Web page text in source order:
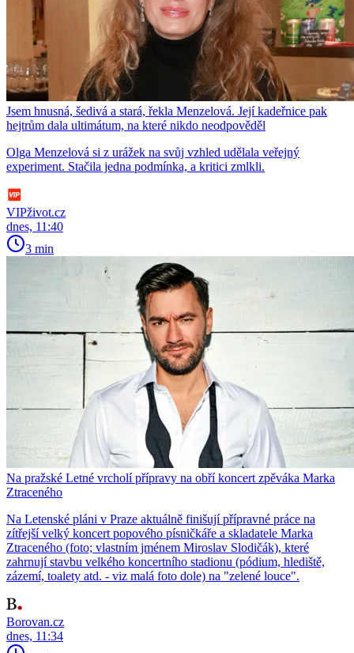
Jsem hnusná, šedivá a stará, řekla Menzelová. Její kadeřnice pak
hejtrům dala ultimátum, na které nikdo neodpověděl
Olga Menzelová si z urážek na svůj vzhled udělala veřejný
experiment. Stačila jedna podmínka, a kritici zmlkli.
VIPživot.cz
dnes, 11:40
3 min
Na pražské Letné vrcholí přípravy na obří koncert zpěváka Marka
Ztraceného
Na Letenské pláni v Praze aktuálně finišují přípravné práce na
zítřejší velký koncert popového písničkáře a skladatele Marka
Ztraceného (foto; vlastním jménem Miroslav Slodičák), které
zahrnují stavbu velkého koncertního stadionu (pódium, hlediště,
zázemí, toalety atd. - viz malá foto dole) na "zelené louce".
Borovan.cz
dnes, 11:34